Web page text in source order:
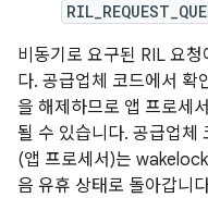
비동기로 요구된 RIL 요
다. 공급업체 코드에서
을 해제하므로 앱 프로세
될 수 있습니다. 공급업체
(앱 프로세서)는
음 유휴 상태로 돌아갑니